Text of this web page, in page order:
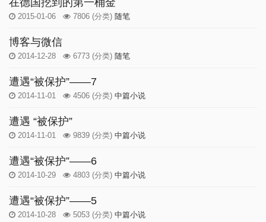
在德国挖到的第一桶金
2015-01-06 7806 (分类) 随笔
博客与微信
2014-12-28 6773 (分类) 随笔
遭遇“被保护”——7
2014-11-01 4506 (分类) 中篇小说
遭遇 “被保护”
2014-11-01 9839 (分类) 中篇小说
遭遇“被保护”——6
2014-10-29 4803 (分类) 中篇小说
遭遇“被保护”——5
2014-10-28 5053 (分类) 中篇小说